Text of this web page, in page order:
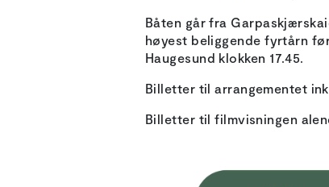
Båten går fra
høyest beliggende fyrtårn
Haugesund klokken 17.45.
Billetter til arrangementet
Billetter til filmvisningen